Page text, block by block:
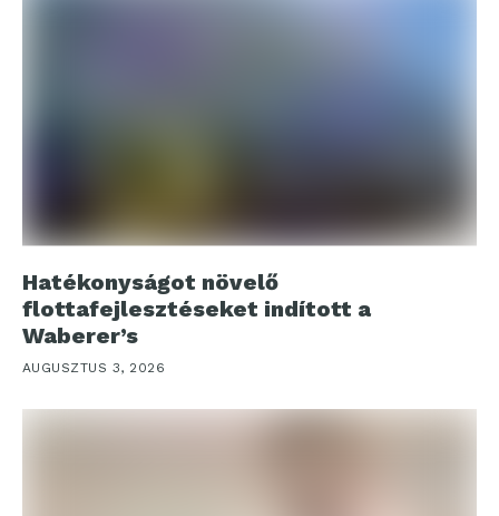
Hatékonyságot növelő
flottafejlesztéseket indított a
Waberer’s
AUGUSZTUS 3, 2026